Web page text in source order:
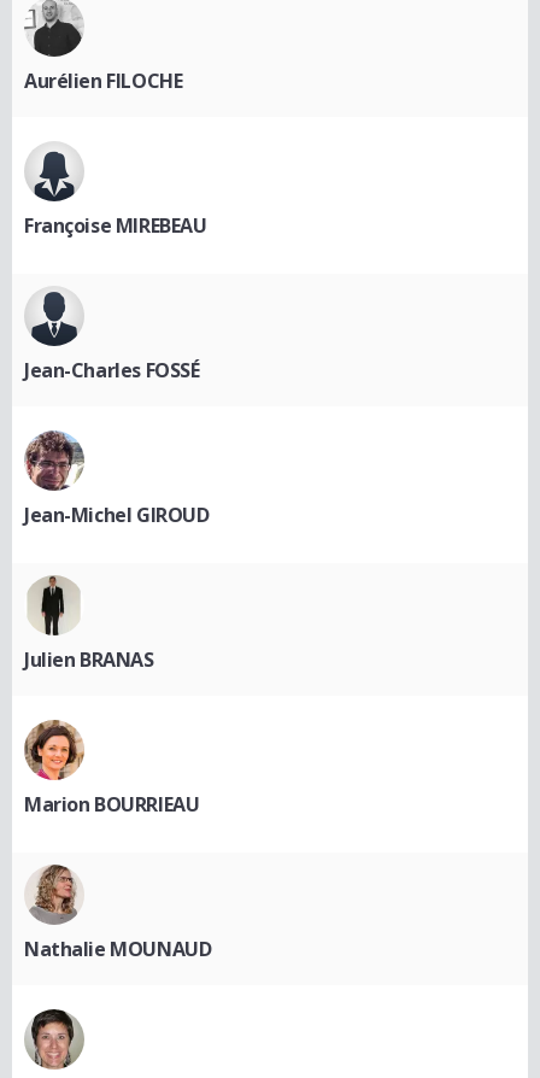
Aurélien FILOCHE
Françoise MIREBEAU
Jean-Charles FOSSÉ
Jean-Michel GIROUD
Julien BRANAS
Marion BOURRIEAU
Nathalie MOUNAUD